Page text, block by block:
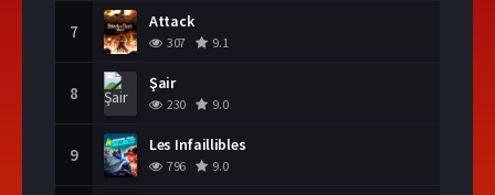
7 Attack
307 9.1
8 Şair
230 9.0
9 Les Infaillibles
796 9.0